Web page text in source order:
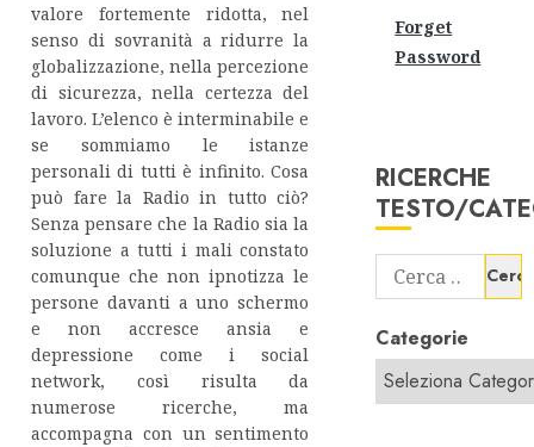
valore fortemente ridotta, nel
senso di sovranità a ridurre la
globalizzazione, nella percezione
di sicurezza, nella certezza del
lavoro. L’elenco è interminabile e
se sommiamo le istanze
personali di tutti è infinito. Cosa
può fare la Radio in tutto ciò?
Senza pensare che la Radio sia la
soluzione a tutti i mali constato
comunque che non ipnotizza le
persone davanti a uno schermo
e non accresce ansia e
depressione come i social
network, così risulta da
numerose ricerche, ma
accompagna con un sentimento
Forget
Password
RICERCHE
TESTO/
Ricerca
per:
Categorie